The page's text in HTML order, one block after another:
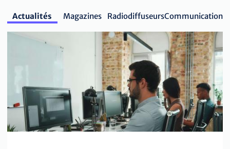
Actualités Magazines RadiodiffuseursCommunication